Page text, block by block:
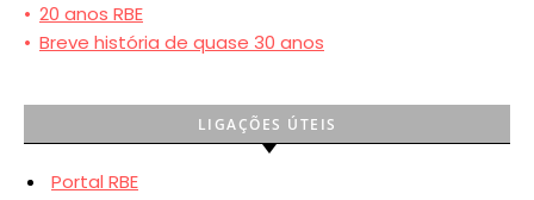
• 20 anos RBE
• Breve história de quase 30 anos
LIGAÇÕES ÚTEIS
Portal RBE